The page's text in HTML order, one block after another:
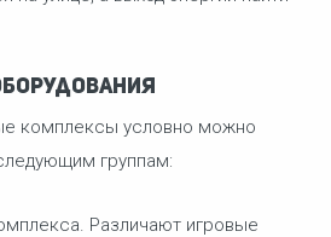
комплексы условно можно
группам:
Различают игровые